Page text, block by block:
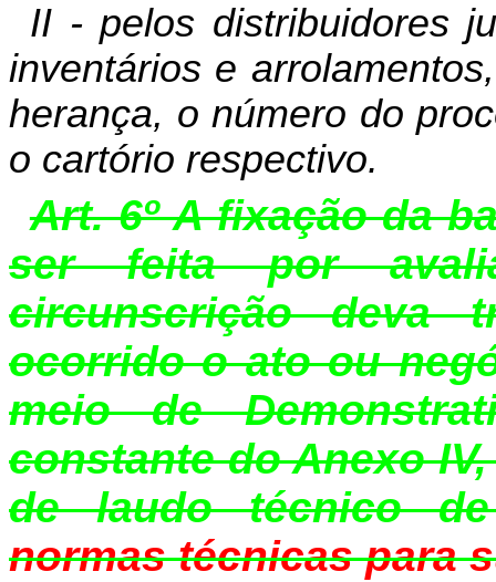
II - pelos distribuidores
inventários e
herança, o número do
o cartório respectivo.
Art. 6º A fixação da
ser feita por
circunscrição deva
ocorrido o ato ou
meio de
constante do Anexo
de laudo técnico
normas técnicas para